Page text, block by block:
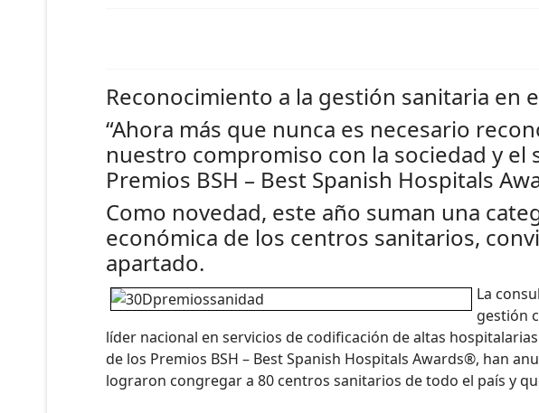
Reconocimiento a la gestión sanitaria en
“Ahora más que nunca es necesario
nuestro compromiso con la sociedad y el
Premios BSH – Best Spanish Hospitals
Como novedad, este año suman una
económica de los centros sanitarios,
apartado.
La
gestión
líder nacional en servicios de codificación de altas
de los Premios BSH – Best Spanish Hospitals Awards®, han
lograron congregar a 80 centros sanitarios de todo el país y